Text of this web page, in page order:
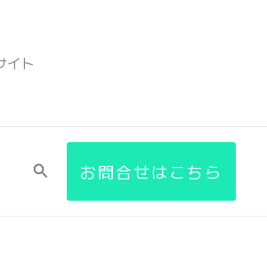
イト
検
お問合せはこちら